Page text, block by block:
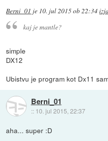
Berni_01 je 10. jul 2015 ob 22:34
kaj je mantle?
simple
DX12
Ubistvu je program kot Dx11
Berni_01
:: 10. jul 2015, 22:37
aha... super :D